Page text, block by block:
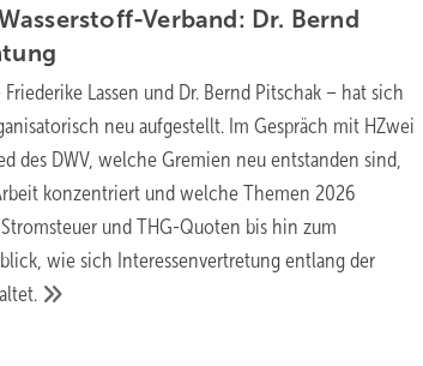
Verband: Dr. Bernd
Lassen und Dr. Bernd Pitschak – hat sich
neu aufgestellt. Im Gespräch mit HZwei
des DWV, welche Gremien neu entstanden sind,
konzentriert und welche Themen 2026
und THG-Quoten bis hin zum
wie sich Interessenvertretung entlang der